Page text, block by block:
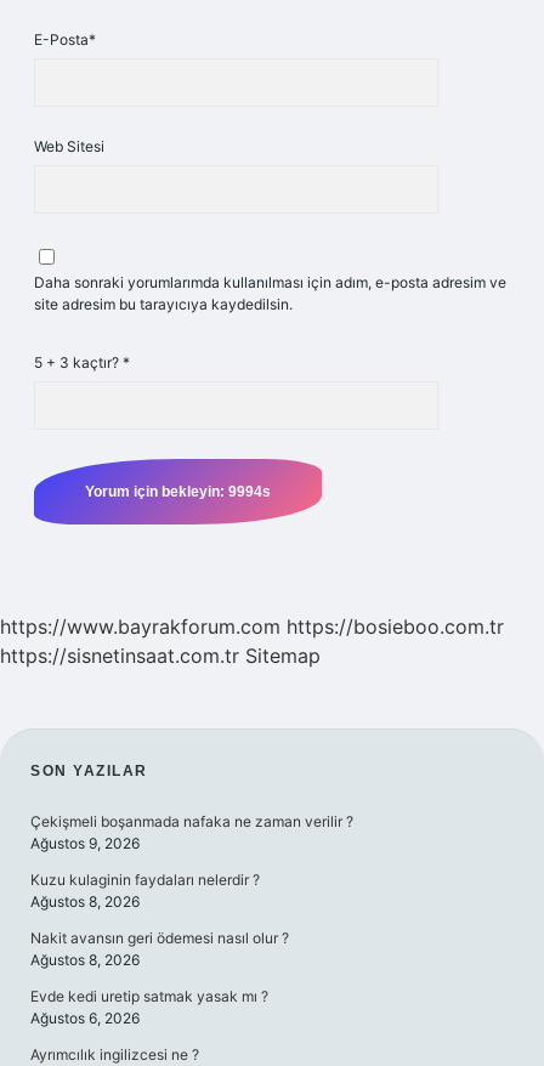
E-Posta*
Web Sitesi
Daha sonraki yorumlarımda kullanılması için adım, e-posta adresim ve
site adresim bu tarayıcıya kaydedilsin.
5 + 3 kaçtır? *
https://www.bayrakforum.com https://bosieboo.com.tr
https://sisnetinsaat.com.tr Sitemap
SIDEBAR
SON YAZILAR
Çekişmeli boşanmada nafaka ne zaman verilir ?
Ağustos 9, 2026
Kuzu kulaginin faydaları nelerdir ?
Ağustos 8, 2026
Nakit avansın geri ödemesi nasıl olur ?
Ağustos 8, 2026
Evde kedi uretip satmak yasak mı ?
Ağustos 6, 2026
Ayrımcılık ingilizcesi ne ?